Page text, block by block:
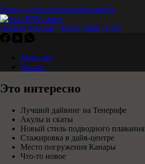
Ночь и ограниченная видимость
Первая помощь - React Right / EFR
Мой счет
Заказы
Это интересно
Лучший дайвинг на Тенерифе
Акулы и скаты
Новый стиль подводного плавания
Стажировка в дайв-центре
Место погружения Канары
Что-то новое